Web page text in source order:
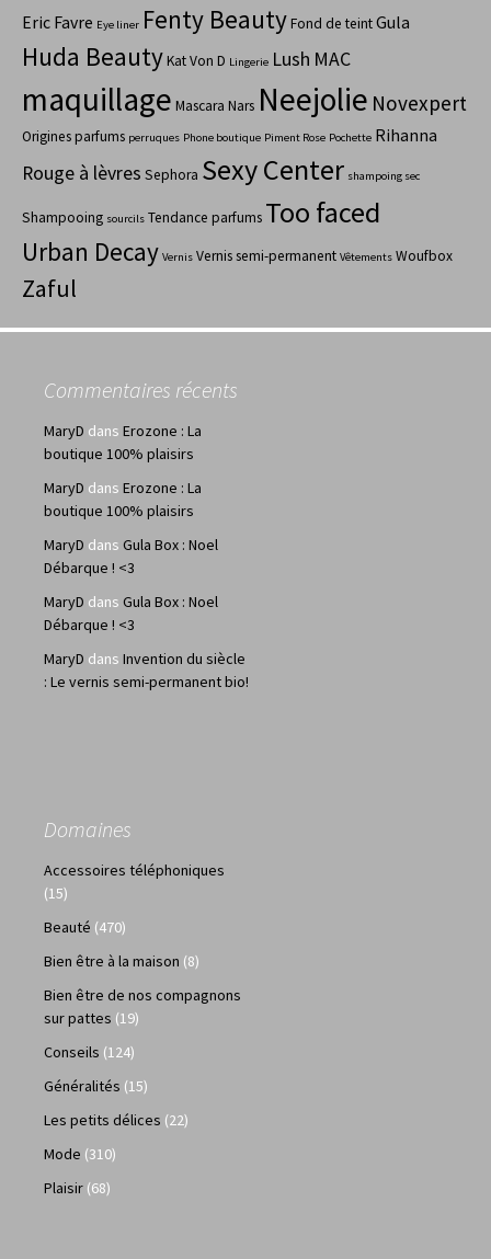
Eric Favre Eye liner Fenty BeautyFond de teintGula
Huda BeautyKat Von D Lingerie Lush MAC
maquillage Mascara Nars Neejolie Novexpert
Origines parfums perruques Phone boutique Piment Rose Pochette Rihanna
Rouge à lèvres Sephora Sexy Center shampoing sec
Shampooing sourcils Tendance parfums Too faced
Urban Decay Vernis Vernis semi-permanent Vêtements Woufbox
Zaful
Commentaires récents
MaryD dans Erozone : La
boutique 100% plaisirs
MaryD dans Erozone : La
boutique 100% plaisirs
MaryD dans Gula Box : Noel
Débarque ! <3
MaryD dans Gula Box : Noel
Débarque ! <3
MaryD dans Invention du siècle
: Le vernis semi-permanent bio!
Domaines
Accessoires téléphoniques
(15)
Beauté (470)
Bien être à la maison (8)
Bien être de nos compagnons
sur pattes (19)
Conseils (124)
Généralités (15)
Les petits délices (22)
Mode (310)
Plaisir (68)